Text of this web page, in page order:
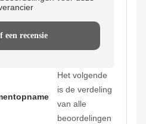
een recensie
Het volgende
is de verdeling
van alle
beoordelingen